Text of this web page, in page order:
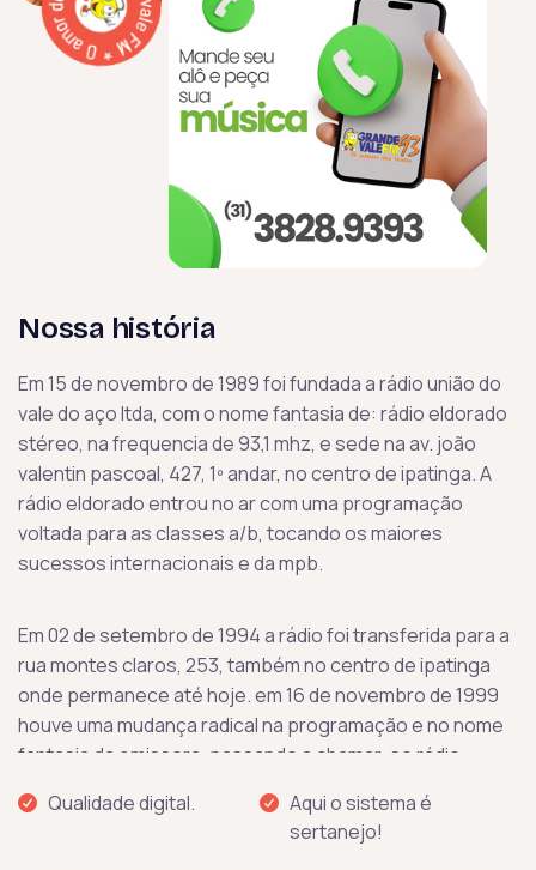
Nossa história
Em 15 de novembro de 1989 foi fundada a rádio união do
vale do aço ltda, com o nome fantasia de: rádio eldorado
stéreo, na frequencia de 93,1 mhz, e sede na av. joão
valentin pascoal, 427, 1º andar, no centro de ipatinga. A
rádio eldorado entrou no ar com uma programação
voltada para as classes a/b, tocando os maiores
sucessos internacionais e da mpb.
Em 02 de setembro de 1994 a rádio foi transferida para a
rua montes claros, 253, também no centro de ipatinga
onde permanece até hoje. em 16 de novembro de 1999
houve uma mudança radical na programação e no nome
fantasia da emissora, passando a chamar-se rádio
e usando o slogan:o amor do vale!
Qualidade digital.
Aqui o sistema é
sertanejo!